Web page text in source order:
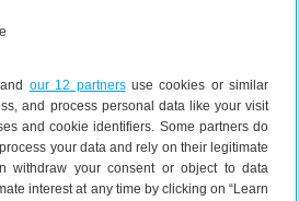
our 12 partnersuse cookies or similar
and process personal data like your visit
and cookie identifiers. Some partners do
your data and rely on their legitimate
withdraw your consent or object to data
interest at any time by clicking on “Learn
gegeven en dat zijn
kleiner te maken dan het is:
scherm en de camera zeker
voor de gemiddelde
prima telefoon.”